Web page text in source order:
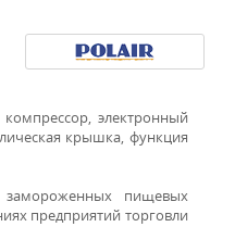
ЛАРИ ДЛЯ
электронный
крышка, функция
пищевых
предприятий торговли